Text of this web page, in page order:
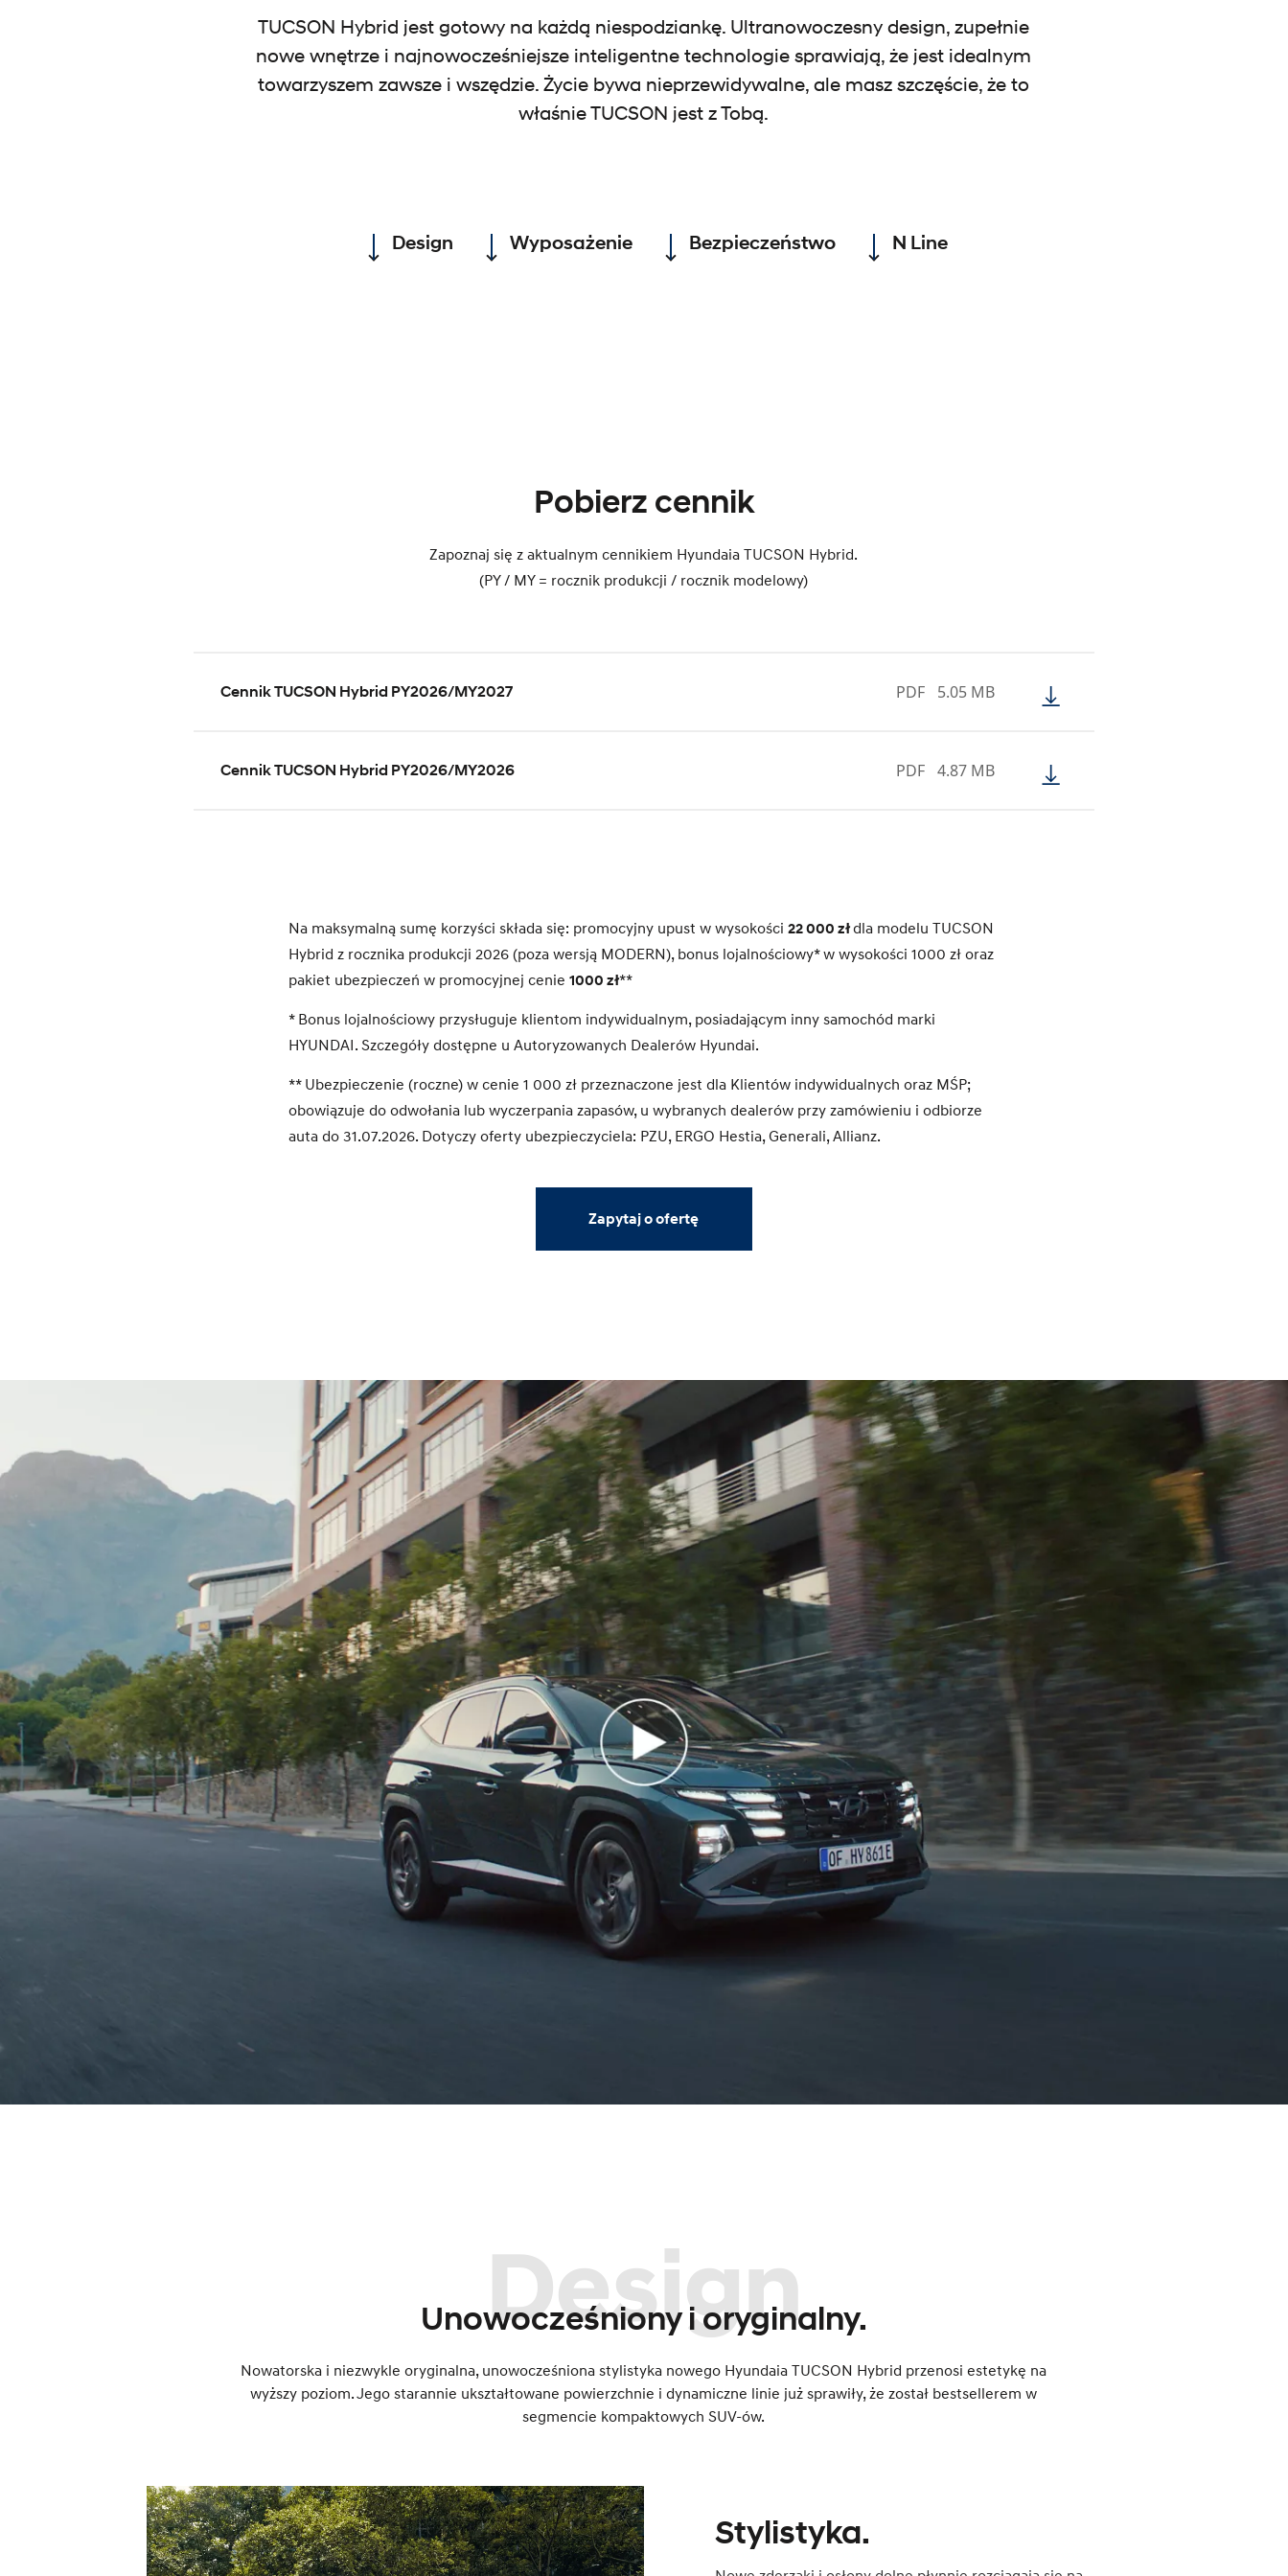
TUCSON Hybrid jest gotowy na każdą niespodziankę. Ultranowoczesny design, zupełnie
nowe wnętrze i najnowocześniejsze inteligentne technologie sprawiają, że jest idealnym
towarzyszem zawsze i wszędzie. Życie bywa nieprzewidywalne, ale masz szczęście, że to
właśnie TUCSON jest z Tobą.
Design Wyposażenie Bezpieczeństwo N Line
Pobierz cennik
Zapoznaj się z aktualnym cennikiem Hyundaia TUCSON Hybrid.
(PY / MY = rocznik produkcji / rocznik modelowy)
Cennik TUCSON Hybrid PY2026/MY2027 PDF 5.05 MB
Cennik TUCSON Hybrid PY2026/MY2026 PDF 4.87 MB
Na maksymalną sumę korzyści składa się: promocyjny upust w wysokości22 000 złdla modelu TUCSON
Hybrid z rocznika produkcji 2026 (poza wersją MODERN), bonus lojalnościowy* w wysokości 1000 zł oraz
pakiet ubezpieczeń w promocyjnej cenie1000 zł**
* Bonus lojalnościowy przysługuje klientom indywidualnym, posiadającym inny samochód marki
HYUNDAI. Szczegóły dostępne u Autoryzowanych Dealerów Hyundai.
** Ubezpieczenie (roczne) w cenie 1 000 zł przeznaczone jest dla Klientów indywidualnych oraz MŚP;
obowiązuje do odwołania lub wyczerpania zapasów, u wybranych dealerów przy zamówieniu i odbiorze
auta do 31.07.2026. Dotyczy oferty ubezpieczyciela: PZU, ERGO Hestia, Generali, Allianz.
Zapytaj o ofertę
Design
Unowocześniony i oryginalny.
Nowatorska i niezwykle oryginalna, unowocześniona stylistyka nowego Hyundaia TUCSON Hybrid przenosi estetykę na
wyższy poziom. Jego starannie ukształtowane powierzchnie i dynamiczne linie już sprawiły, że został bestsellerem w
segmencie kompaktowych SUV-ów.
Stylistyka.